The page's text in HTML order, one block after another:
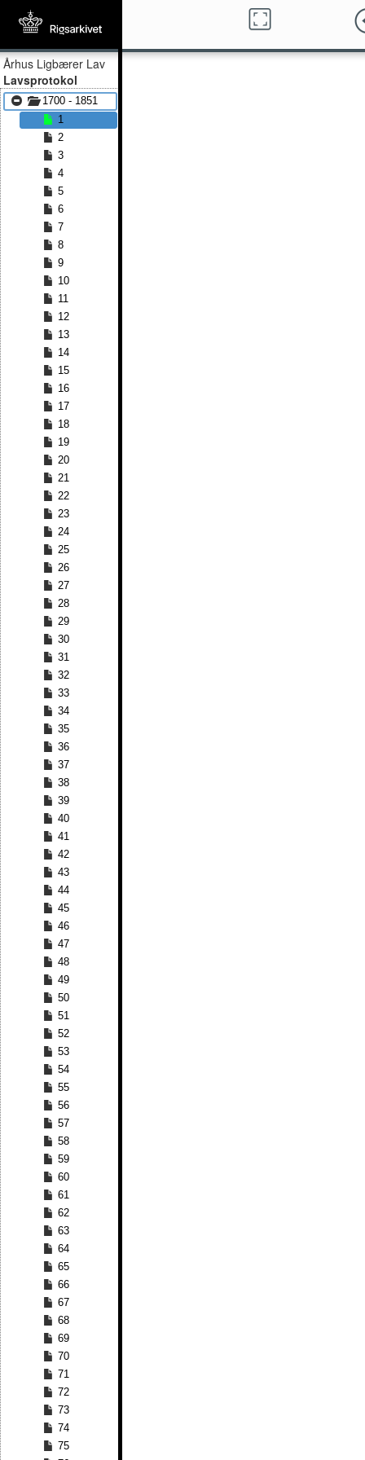
Århus Ligbærer Lav
Lavsprotokol
1700 - 1851
1
2
3
4
5
6
7
8
9
10
11
12
13
14
15
16
17
18
19
20
21
22
23
24
25
26
27
28
29
30
31
32
33
34
35
36
37
38
39
40
41
42
43
44
45
46
47
48
49
50
51
52
53
54
55
56
57
58
59
60
61
62
63
64
65
66
67
68
69
70
71
72
73
74
75